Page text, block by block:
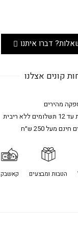
דברו איתנו
קונים אצלנו
מהירים
ללא ריבית
מעל 250 ש״ח
הטבות ומבצעים קאשבק